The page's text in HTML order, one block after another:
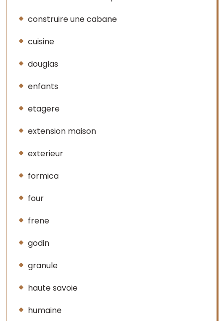
construire une cabane
cuisine
douglas
enfants
etagere
extension maison
exterieur
formica
four
frene
godin
granule
haute savoie
humaine